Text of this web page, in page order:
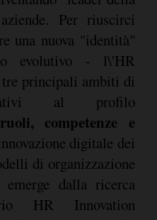
Per riuscirci
una nuova "identità"
evolutivo - l\'HR
principali ambiti di
al profilo
competenze e
digitale dei
di organizzazione
dalla ricerca
HR Innovation